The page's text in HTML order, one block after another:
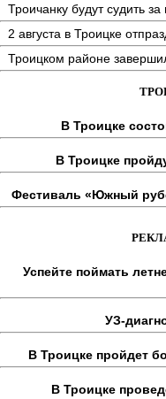
Троичанку будут судить
2 августа в Троицке
Троицком районе
В Троицке
В Троицке
Фестиваль «Южный
Успейте поймать
УЗ-
В Троицке пройдет
В Троицке